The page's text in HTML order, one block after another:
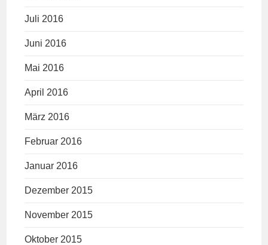
Juli 2016
Juni 2016
Mai 2016
April 2016
März 2016
Februar 2016
Januar 2016
Dezember 2015
November 2015
Oktober 2015